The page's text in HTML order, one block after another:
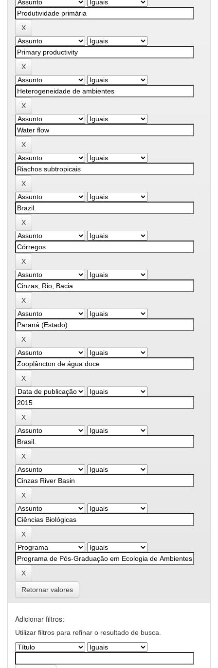
Retornar valores
Adicionar filtros:
Utilizar filtros para refinar o resultado de busca.